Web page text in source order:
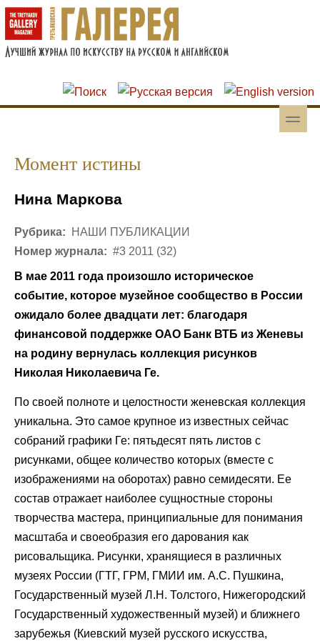
Перейти к основному содержанию
Skip to search
toggle
Момент истины
Нина Маркова
Рубрика:
НАШИ ПУБЛИКАЦИИ
Номер журнала: #3 2011 (32)
В мае 2011 года произошло историческое
событие, которое музейное сообщество в России
ожидало более двадцати лет: благодаря
финансовой поддержке ОАО Банк ВТБ из Женевы
на родину вернулась коллекция рисунков
Николая Николаевича Ге.
По своей полноте и целостности женевская коллекция
уникальна. Это самое крупное из известных сейчас
собраний графики Ге: пятьдесят пять листов с
рисунками, общее количество которых (вместе с
изображениями на оборотах) равно семидесяти. Ее
состав отражает наиболее сущностные стороны
творчества мастера, принципиальные для понимания
масштаба и своеобразия его дарования как
рисовальщика. Рисунки, хранящиеся в различных
музеях России (ГТГ, ГРМ, ГМИИ им. А.С. Пушкина,
Государственный музей Л.Н. Толстого, Нижегородский
Государственный художественный музей) и ближнего
зарубежья (Киевский музей русского искусства,